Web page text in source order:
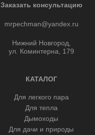
Заказать консультацию
mrpechman@yandex.ru
Нижний Новгород,
ул. Коминтерна, 179
КАТАЛОГ
Для легкого пара
Для тепла
Дымоходы
Для дачи и природы